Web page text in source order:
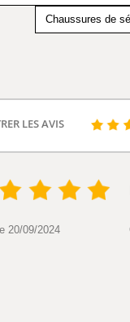
Chaussures de
LES AVIS
20/09/2024